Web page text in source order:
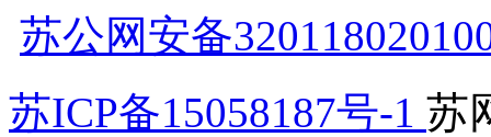
苏公网安备
苏ICP备15058187号-1 苏